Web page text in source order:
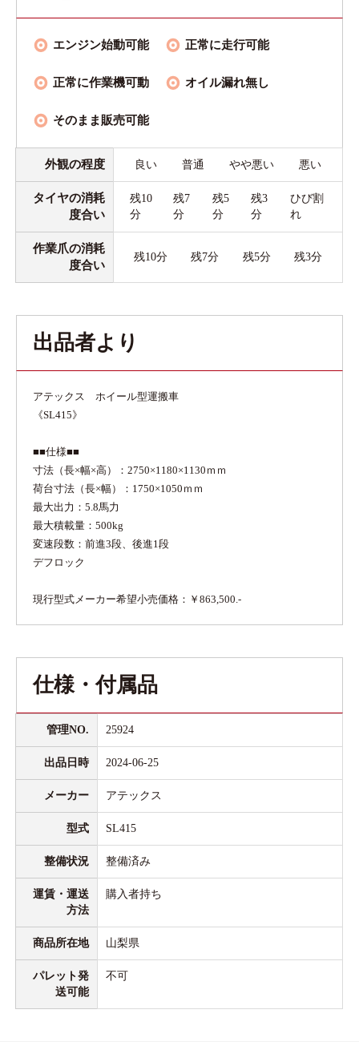
エンジン始動可能 正常に走行可能
正常に作業機可動 オイル漏れ無し
そのまま販売可能
外観の程度 良い 普通 やや悪い 悪い
タイヤの消耗
度合い
残10
分
残7
分
残5
分
残3
分
ひび割
れ
作業爪の消耗
度合い
残10分 残7分 残5分 残3分
出品者より
アテックス ホイール型運搬車
《SL415》
■■仕様■■
寸法（長×幅×高）：2750×1180×1130ｍｍ
荷台寸法（長×幅）：1750×1050ｍｍ
最大出力：5.8馬力
最大積載量：500kg
変速段数：前進3段、後進1段
デフロック
現行型式メーカー希望小売価格：￥863,500.-
仕様・付属品
管理NO. 25924
出品日時 2024-06-25
メーカー アテックス
型式 SL415
整備状況 整備済み
運賃・運送
方法
購入者持ち
商品所在地 山梨県
パレット発
送可能
不可